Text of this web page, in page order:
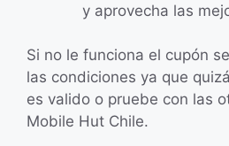
y aprovecha las
Si no le funciona el cupón
las condiciones ya que
es valido o pruebe con las
Mobile Hut Chile.